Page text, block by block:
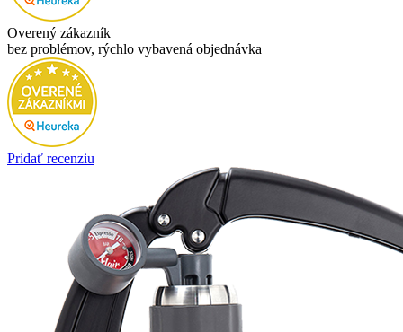
Overený zákazník
bez problémov, rýchlo vybavená objednávka
Pridať recenziu